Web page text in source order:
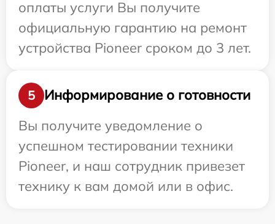
оплаты услуги Вы получите
официальную гарантию на ремонт
устройства Pioneer сроком до 3 лет.
5
Информирование о готовности
Вы получите уведомление о
успешном тестировании техники
Pioneer, и наш сотрудник привезет
технику к вам домой или в офис.